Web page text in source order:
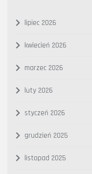
lipiec 2026
kwiecień 2026
marzec 2026
luty 2026
styczeń 2026
grudzień 2025
listopad 2025